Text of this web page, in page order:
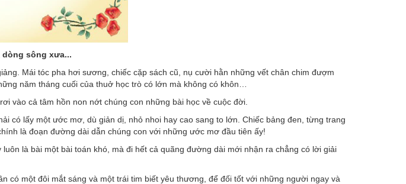
sông xưa...
Mái tóc pha hơi sương, chiếc cặp sách cũ, nụ cười hằn những vết chân chim đượm
năm tháng cuối của thuở học trò có lớn mà không có khôn…
vào cả tâm hồn non nớt chúng con những bài học về cuộc đời.
có lấy một ước mơ, dù giản dị, nhỏ nhoi hay cao sang to lớn. Chiếc bảng đen, từng trang
là đoạn đường dài dẫn chúng con với những ước mơ đầu tiên ấy!
là bài một bài toán khó, mà đi hết cả quãng đường dài mới nhận ra chẳng có lời giải
có một đôi mắt sáng và một trái tim biết yêu thương, để đối tốt với những người ngay và